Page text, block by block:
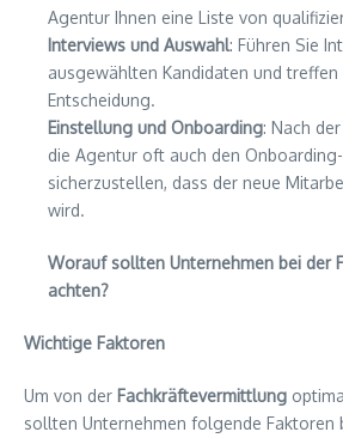
Agentur Ihnen eine Liste von
Interviews und Auswahl: Führen Sie
ausgewählten Kandidaten und treffen
Entscheidung.
Einstellung und Onboarding: Nach
die Agentur oft auch den
sicherzustellen, dass der neue
wird.
Worauf sollten Unternehmen bei der
achten?
Wichtige Faktoren
Um von der Fachkräftevermittlung
sollten Unternehmen folgende Faktoren